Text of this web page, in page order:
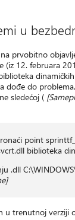
u
prvobitno
(iz 12. februara
dođe do
sledećoj (
point
biblioteka
.dll
u trenutnoj verziji